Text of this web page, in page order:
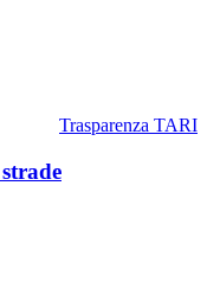
Trasparenza TARI